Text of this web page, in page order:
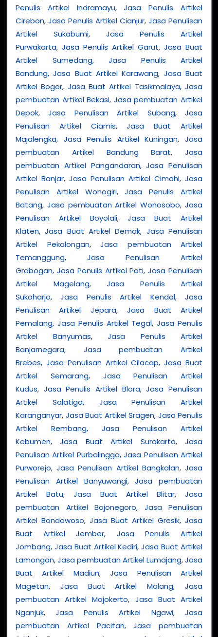
Penulis Artikel Indramayu,Jasa Penulis Artikel
Cirebon, Jasa Penulis Artikel Cianjur, Jasa Penulisan
Artikel Sukabumi, Jasa Penulis Artikel
Purwakarta, Jasa Penulis Artikel Garut, Jasa Buat
Artikel Sumedang, Jasa Penulis Artikel
Bandung,Jasa Buat Artikel Karawang, Jasa Buat
Artikel Bogor, Jasa Buat Artikel Tasikmalaya,Jasa
pembuatan Artikel Bekasi, Jasa pembuatan Artikel
Depok,Jasa Penulisan Artikel Subang,Jasa
Penulisan Artikel Ciamis,Jasa Buat Artikel
Majalengka, Jasa Penulis Artikel Kuningan,Jasa
pembuatan Artikel Bandung Barat, Jasa
pembuatan Artikel Pangandaran,Jasa Penulisan
Artikel Banjar, Jasa Penulisan Artikel Cimahi, Jasa
Penulisan Artikel Wonogiri,Jasa Penulis Artikel
Batang, Jasa pembuatan Artikel Wonosobo,Jasa
Penulisan Artikel Boyolali,Jasa Buat Artikel
Klaten,Jasa Buat Artikel Demak, Jasa Penulisan
Artikel Pekalongan, Jasa pembuatan Artikel
Temanggung, Jasa Penulisan Artikel
Grobogan, Jasa Penulis Artikel Pati,Jasa Penulisan
Artikel Magelang, Jasa Penulis Artikel
Sukoharjo,Jasa Penulis Artikel Kendal,Jasa
Penulisan Artikel Jepara,Jasa Buat Artikel
Pemalang, Jasa Penulis Artikel Tegal,Jasa Penulis
Artikel Banyumas, Jasa Penulis Artikel
Banjarnegara, Jasa pembuatan Artikel
Brebes, Jasa Penulisan Artikel Cilacap,Jasa Buat
Artikel Semarang, Jasa Penulisan Artikel
Kudus, Jasa Penulis Artikel Blora,Jasa Penulisan
Artikel Salatiga, Jasa Penulisan Artikel
Karanganyar, Jasa Buat Artikel Sragen, Jasa Penulis
Artikel Rembang, Jasa Penulisan Artikel
Kebumen,Jasa Buat Artikel Surakarta,Jasa
Penulisan Artikel Purbalingga,Jasa Penulisan Artikel
Purworejo,Jasa Penulisan Artikel Bangkalan,Jasa
Penulisan Artikel Banyuwangi,Jasa pembuatan
Artikel Batu,Jasa Buat Artikel Blitar,Jasa
pembuatan Artikel Bojonegoro, Jasa Penulisan
Artikel Bondowoso, Jasa Buat Artikel Gresik, Jasa
Buat Artikel Jember, Jasa Penulis Artikel
Jombang, Jasa Buat Artikel Kediri,Jasa Buat Artikel
Lamongan,Jasa pembuatan Artikel Lumajang,Jasa
Buat Artikel Madiun,Jasa Penulisan Artikel
Magetan, Jasa Buat Artikel Malang,Jasa
pembuatan Artikel Mojokerto, Jasa Buat Artikel
Nganjuk,Jasa Penulis Artikel Ngawi,Jasa
pembuatan Artikel Pacitan,Jasa pembuatan